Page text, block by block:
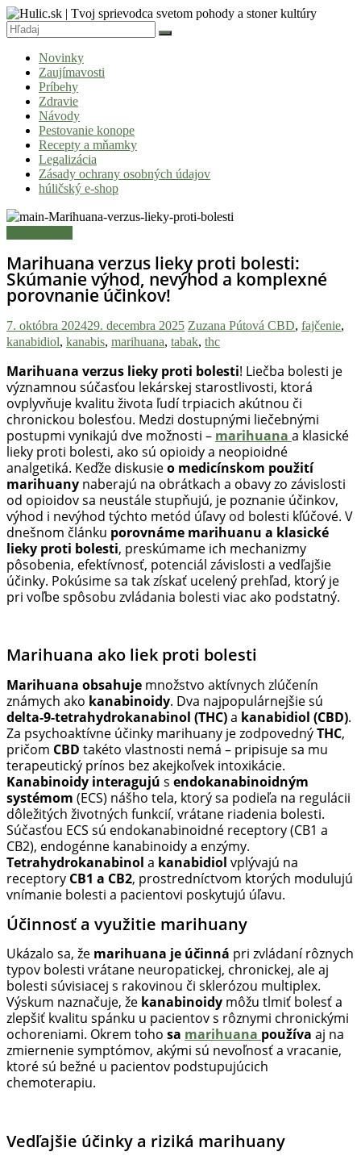
Skip
to
content
Tvoj
sprievodca
svetom
pohody
stoner
kultúry
v
komunite,
kde
je
čas
Hulic.sk
prináša
čerstvé
novinky
z
konopnej
scény,
najlepší
chill-
out,
stoner
tipy
a
lifestyle.
nalaď
na
pohodu.
Novinky
Zaujímavosti
Príbehy
Zdravie
Návody
Pestovanie konope
Recepty a mňamky
Legalizácia
Zásady ochrany osobných údajov
húličský e-shop
Marihuana verzus lieky proti bolesti:
Skúmanie výhod, nevýhod a komplexné
porovnanie účinkov!
7. októbra 202429. decembra 2025 Zuzana Pútová CBD, fajčenie,
kanabidiol, kanabis, marihuana, tabak, thc
Marihuana verzus lieky proti bolesti! Liečba bolesti je
významnou súčasťou lekárskej starostlivosti, ktorá
ovplyvňuje kvalitu života ľudí trpiacich akútnou či
chronickou bolesťou. Medzi dostupnými liečebnými
postupmi vynikajú dve možnosti – marihuana a klasické
lieky proti bolesti, ako sú opioidy a neopioidné
analgetiká. Keďže diskusieo medicínskom použití
marihuany naberajú na obrátkach a obavy zo závislosti
od opioidov sa neustále stupňujú, je poznanie účinkov,
výhod i nevýhod týchto metód úľavy od bolesti kľúčové. V
dnešnom článku porovnáme marihuanu a klasické
lieky proti bolesti, preskúmame ich mechanizmy
pôsobenia, efektívnosť, potenciál závislosti a vedľajšie
účinky. Pokúsime sa tak získať ucelený prehľad, ktorý je
pri voľbe spôsobu zvládania bolesti viac ako podstatný.
Marihuana ako liek proti bolesti
Marihuana obsahuje množstvo aktívnych zlúčenín
známych ako kanabinoidy. Dva najpopulárnejšie sú
delta-9-tetrahydrokanabinol (THC)a kanabidiol (CBD).
Za psychoaktívne účinky marihuany je zodpovednýTHC,
pričom CBD takéto vlastnosti nemá – pripisuje sa mu
terapeutický prínos bez akejkoľvek intoxikácie.
Kanabinoidy interagujú s endokanabinoidným
systémom (ECS) nášho tela, ktorý sa podieľa na regulácii
dôležitých životných funkcií, vrátane riadenia bolesti.
Súčasťou ECS sú endokanabinoidné receptory (CB1 a
CB2), endogénne kanabinoidy a enzýmy.
Tetrahydrokanabinol a kanabidiol vplývajú na
receptory CB1 a CB2, prostredníctvom ktorých modulujú
vnímanie bolesti a pacientovi poskytujú úľavu.
Účinnosť a využitie marihuany
Ukázalo sa, že marihuana je účinná pri zvládaní rôznych
typov bolesti vrátane neuropatickej, chronickej, ale aj
bolesti súvisiacej s rakovinou či sklerózou multiplex.
Výskum naznačuje, že kanabinoidy môžu tlmiť bolesť a
zlepšiť kvalitu spánku u pacientov s rôznymi chronickými
ochoreniami. Okrem toho sa marihuana používa aj na
zmiernenie symptómov, akými sú nevoľnosť a vracanie,
ktoré sú bežné u pacientov podstupujúcich
chemoterapiu.
Vedľajšie účinky a riziká marihuany